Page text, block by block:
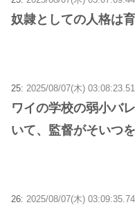
奴隷としての人格は
25: 2025/08/07(木)
ワイの学校の弱小バ
いて、監督がそいつ
26: 2025/08/07(木)